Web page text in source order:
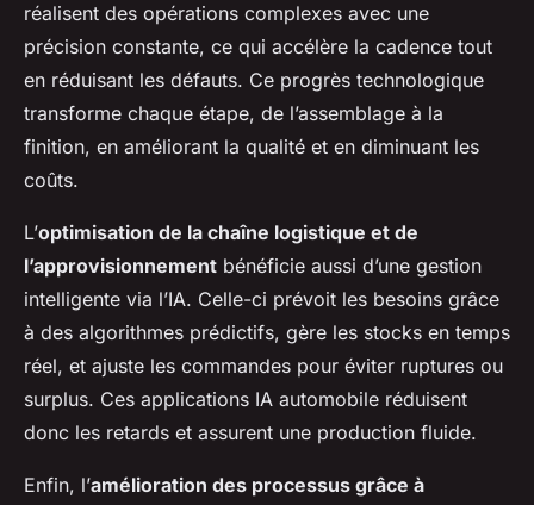
réalisent des opérations complexes avec une
précision constante, ce qui accélère la cadence tout
en réduisant les défauts. Ce progrès technologique
transforme chaque étape, de l’assemblage à la
finition, en améliorant la qualité et en diminuant les
coûts.
L’optimisation de la chaîne logistique et de
l’approvisionnement bénéficie aussi d’une gestion
intelligente via l’IA. Celle-ci prévoit les besoins grâce
à des algorithmes prédictifs, gère les stocks en temps
réel, et ajuste les commandes pour éviter ruptures ou
surplus. Ces applications IA automobile réduisent
donc les retards et assurent une production fluide.
Enfin, l’amélioration des processus grâce à